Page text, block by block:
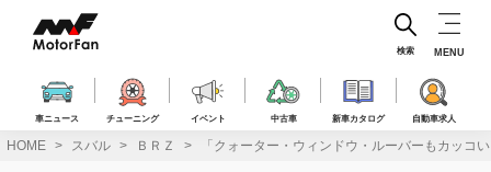
ス
車ニュース チューニング イベント 中古車 新車カタログ 自動車求人
検索 MENU
HOME スバル ＢＲＺ 「クォーター・ウィンドウ・ルーバーもカッコ